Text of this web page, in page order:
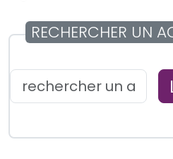
RECHERCHER UN